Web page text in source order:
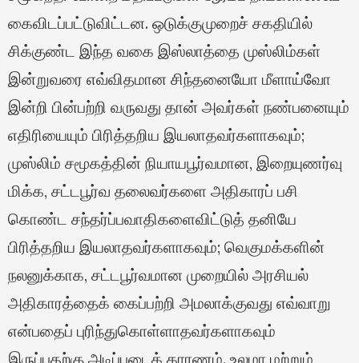
கைவிடப்பட்டுவிட்டன. ஒடுக்குமுறைச் சகதியில்
சிக்குண்ட இந்த வகை இஸ்லாத்தை முஸ்லிம்கள்
இன்றுவரை எவ்விதமான சிந்தனையோ மீளாய்வோ
இன்றி பின்பற்றி வருவது தான் அவர்கள் நண்பனையும்
எதிரியையும் பிரித்தறிய இயலாதவர்களாகவும்;
முஸ்லிம் சமூகத்தின் நியாயபூர்வமான, இறையுணர்வு
மிக்க, சட்டபூர்வ தலைவர்களை அதிகாரப் பசி
கொண்ட சந்தர்ப்பவாதிகளைவிட்டுத் தனியே
பிரித்தறிய இயலாதவர்களாகவும்; வெகுமக்களின்
நலனுக்காக, சட்டபூர்வமான முறையில் அரசியல்
அதிகாரத்தைக் கைப்பற்றி அமலாக்குவது எவ்வாறு
என்பதைப் புரிந்துகொள்ளாதவர்களாகவும்
இருப்பதற்கு அடிப்படைக் காரணம். உலமா மற்றும்